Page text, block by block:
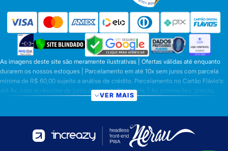
As imagens deste site são meramente ilustrativas | Ofertas válidas até enquanto
durarem os nossos estoques | Parcelamento em até 10x sem juros com parcela
mínima de R$ 60,00 sujeito a análise de crédito. Parcelamento no Cartão Flávio’s:
até 8x, com acréscimo de juros a partir da 6ª parcela. | As promoções, preços,
parcelamentos e condições de pagamento são válidas apenas para compras
preços válidos para os produtos serão aqueles exibidos no ato da conclusão da
operação, conforme exibição, e desde que haja disponibilidade dos produtos |
Frete Grátis para compras em Goiás, DF com pedido mínimo de R$ 349,90,
VER MAIS